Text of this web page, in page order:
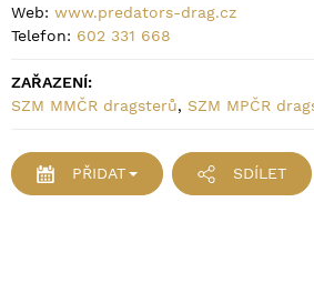
Web: www.predators-drag.cz
Telefon: 602 331 668
ZAŘAZENÍ:
SZM MMČR dragsterů, SZM MPČR
PŘIDAT SDÍLET